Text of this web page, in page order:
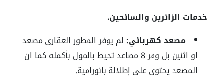
خدمات الزائرين والسائحين.
مصعد كهربائي: لم يوفر المطور العقارى مصعد
او اثنين بل وفر 8 مصاعد تحيط بالمول بأكمله كما ان
المصعد يحتوى على إطلالة بانورامية.